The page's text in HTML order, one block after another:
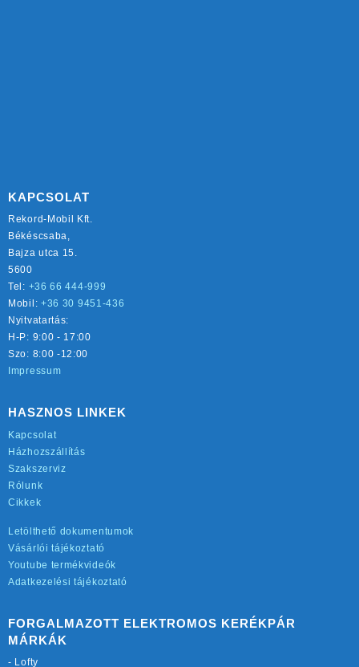
KAPCSOLAT
Rekord-Mobil Kft.
Békéscsaba,
Bajza utca 15.
5600
Tel: +36 66 444-999
Mobil: +36 30 9451-436
Nyitvatartás:
H-P: 9:00 - 17:00
Szo: 8:00 -12:00
Impressum
HASZNOS LINKEK
Kapcsolat
Házhozszállítás
Szakszerviz
Rólunk
Cikkek
Letölthető dokumentumok
Vásárlói tájékoztató
Youtube termékvideók
Adatkezelési tájékoztató
FORGALMAZOTT ELEKTROMOS KERÉKPÁR
MÁRKÁK
- Lofty